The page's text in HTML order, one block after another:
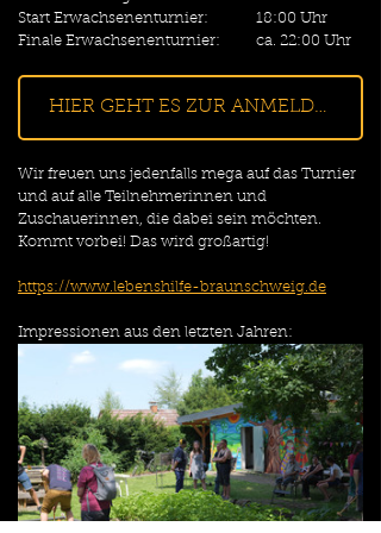
Start Erwachsenenturnier: 	18:00 Uhr
Finale Erwachsenenturnier:	ca. 22:00 Uhr
HIER GEHT ES ZUR ANMELDUNG
Wir freuen uns jedenfalls mega auf das Turnier
und auf alle Teilnehmerinnen und
Zuschauerinnen, die dabei sein möchten.
Kommt vorbei! Das wird großartig!
https://www.lebenshilfe-braunschweig.de
Impressionen aus den letzten Jahren: